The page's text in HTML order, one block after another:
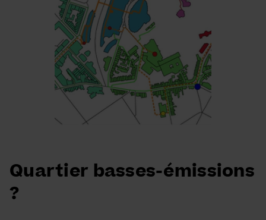
Quartier basses-émissions
?